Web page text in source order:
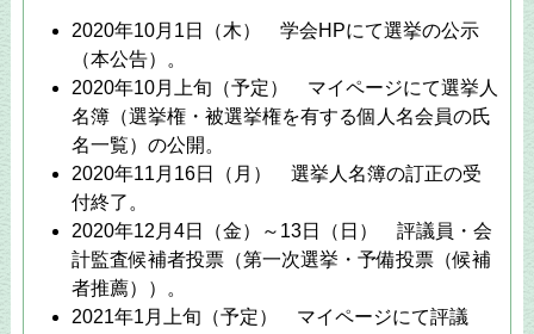
2020年10月1日（木） 学会HPにて選挙の公示
（本公告）。
2020年10月上旬（予定） マイページにて選挙人
名簿（選挙権・被選挙権を有する個人名会員の氏
名一覧）の公開。
2020年11月16日（月） 選挙人名簿の訂正の受
付終了。
2020年12月4日（金）～13日（日） 評議員・会
計監査候補者投票（第一次選挙・予備投票（候補
者推薦））。
2021年1月上旬（予定） マイページにて評議